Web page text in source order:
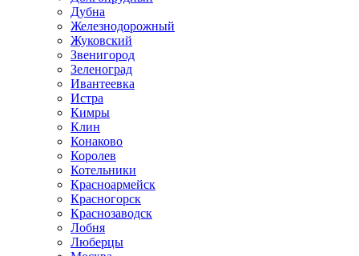
Дубна
Железнодорожный
Жуковский
Звенигород
Зеленоград
Ивантеевка
Истра
Кимры
Клин
Конаково
Королев
Котельники
Красноармейск
Красногорск
Краснозаводск
Лобня
Люберцы